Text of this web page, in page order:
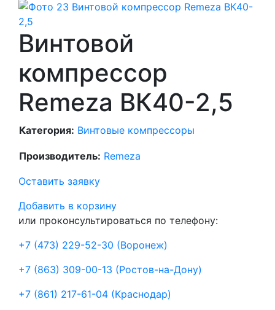
Винтовой
компрессор
Remeza ВК40-2,5
Категория: Винтовые компрессоры
Производитель: Remeza
Оставить заявку
Добавить в корзину
или проконсультироваться по телефону:
+7 (473) 229-52-30 (Воронеж)
+7 (863) 309-00-13 (Ростов-на-Дону)
+7 (861) 217-61-04 (Краснодар)